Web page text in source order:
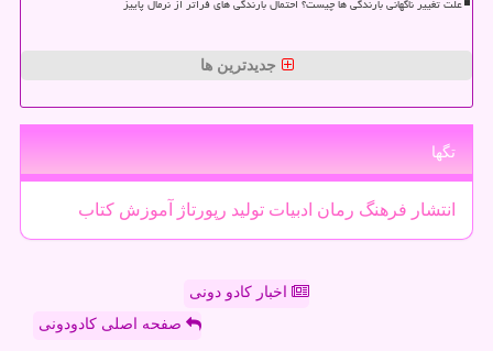
جدیدترین ها
تگها
انتشار فرهنگ رمان ادبیات تولید رپورتاژ آموزش كتاب
اخبار کادو دونی
صفحه اصلی کادودونی